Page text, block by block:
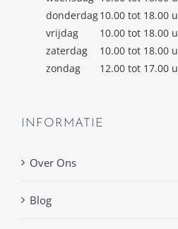
donderdag10.00 tot 18.00 u
vrijdag
10.00 tot 18.00 u
zaterdag
10.00 tot 18.00 u
zondag
12.00 tot 17.00 u
INFORMATIE
Over Ons
Blog